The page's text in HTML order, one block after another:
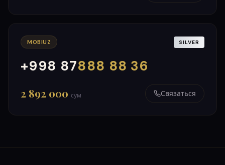
MOBIUZ SILVER
+998 87888 88 36
000
999
2 892 000 сум Связаться